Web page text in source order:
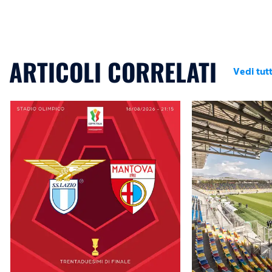
ARTICOLI CORRELATI Vedi